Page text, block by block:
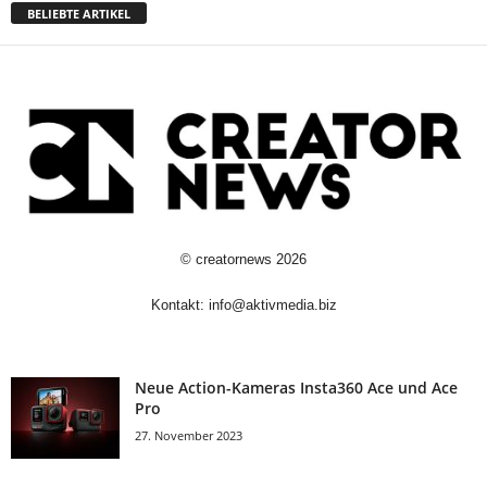
BELIEBTE ARTIKEL
© creatornews 2026
Kontakt: info@aktivmedia.biz
Neue Action-Kameras Insta360 Ace und Ace
Pro
27. November 2023